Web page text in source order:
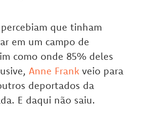
que tinham
em um campo de
como onde 85% deles
Anne Frank veio para
deportados da
E daqui não saiu.